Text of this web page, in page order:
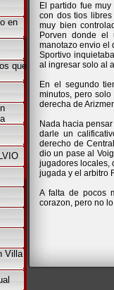
en
que
Villa
El partido fue
con dos tios
muy bien
Porven donde
manotazo envio el
Sportivo
al ingresar solo al
En el segundo
minutos, pero
derecha de
Nada hacia
darle un
derecho de
dio un pase al
jugadores locales,
jugada y el arbitro
A falta de pocos
corazon, pero no